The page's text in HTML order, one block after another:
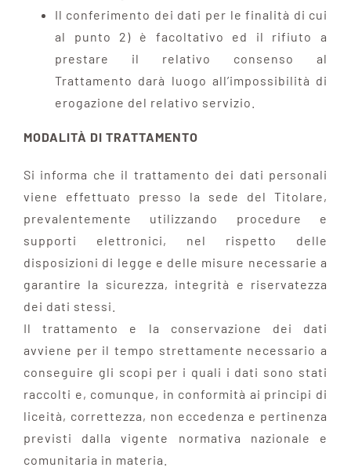
Il conferimento dei dati per le finalità di cui
al punto 2) è facoltativo ed il rifiuto a
prestare il relativo consenso al
Trattamento darà luogo all’impossibilità di
erogazione del relativo servizio.
MODALITÀ DI TRATTAMENTO
Si informa che il trattamento dei dati personali
viene effettuato presso la sede del Titolare,
prevalentemente utilizzando procedure e
supporti elettronici, nel rispetto delle
disposizioni di legge e delle misure necessarie a
garantire la sicurezza, integrità e riservatezza
dei dati stessi.
Il trattamento e la conservazione dei dati
avviene per il tempo strettamente necessario a
conseguire gli scopi per i quali i dati sono stati
raccolti e, comunque, in conformità ai principi di
liceità, correttezza, non eccedenza e pertinenza
previsti dalla vigente normativa nazionale e
comunitaria in materia.